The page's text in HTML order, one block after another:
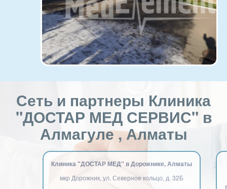
Сеть и партнеры Клиника
"ДОСТАР МЕД СЕРВИС" в
Алмагуле , Алматы
Клиника "ДОСТАР МЕД" в Дорожнике, Алматы
мкр Дорожник, ул. Северное кольцо, д. 32Б